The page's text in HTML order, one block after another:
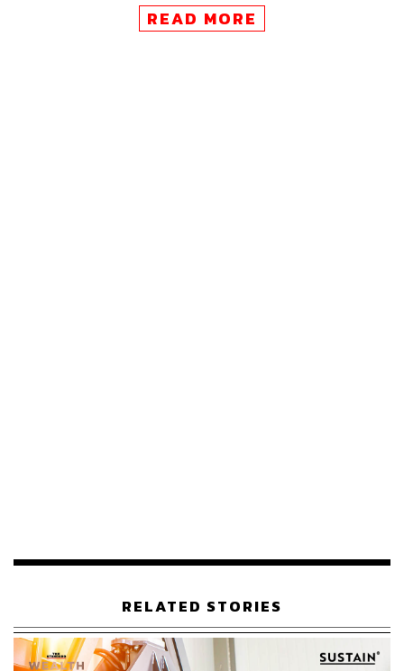
พร้อมทั้งอธิบายว่าทารกในครรภ์อาจมีความเสี่ยง เนื่องจากผู้
เป็นแม่อาจสูดดมอนุภาคมลพิษทางอากาศเข้าสู่ร่างกาย ซึ่ง
อนามัยการเจริญพันธุ์แล้ว มลพิษทางอากาศยังเพิ่มโอกาส
การเสียชีวิตจากโรคหัวใจและโรคหลอดเลือดสมองอีกด้วย
โดยเฉพาะในกลุ่มผู้ที่มีอายุมากกว่า 60 ปี
READ MORE
RELATED STORIES